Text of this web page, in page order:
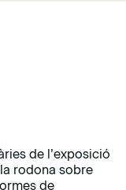
de l’exposició
rodona sobre
de